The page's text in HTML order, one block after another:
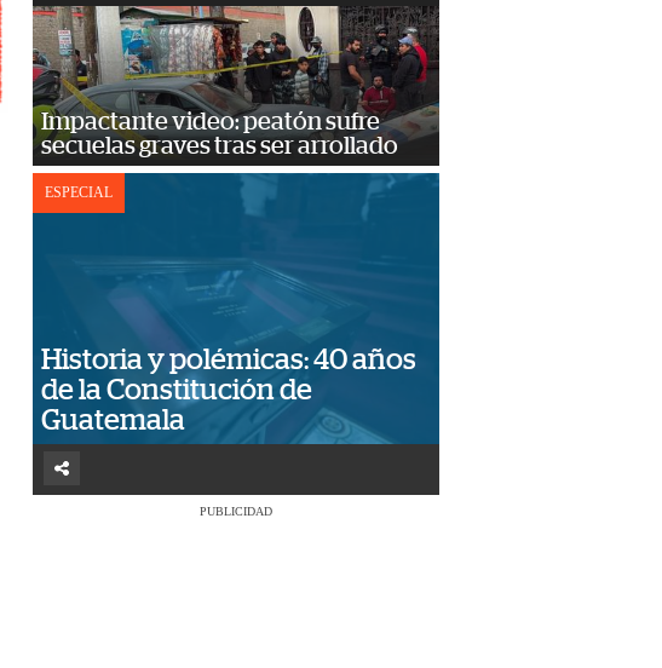
Impactante video: peatón sufre
secuelas graves tras ser arrollado
ESPECIAL
Historia y polémicas: 40 años
de la Constitución de
Guatemala
PUBLICIDAD